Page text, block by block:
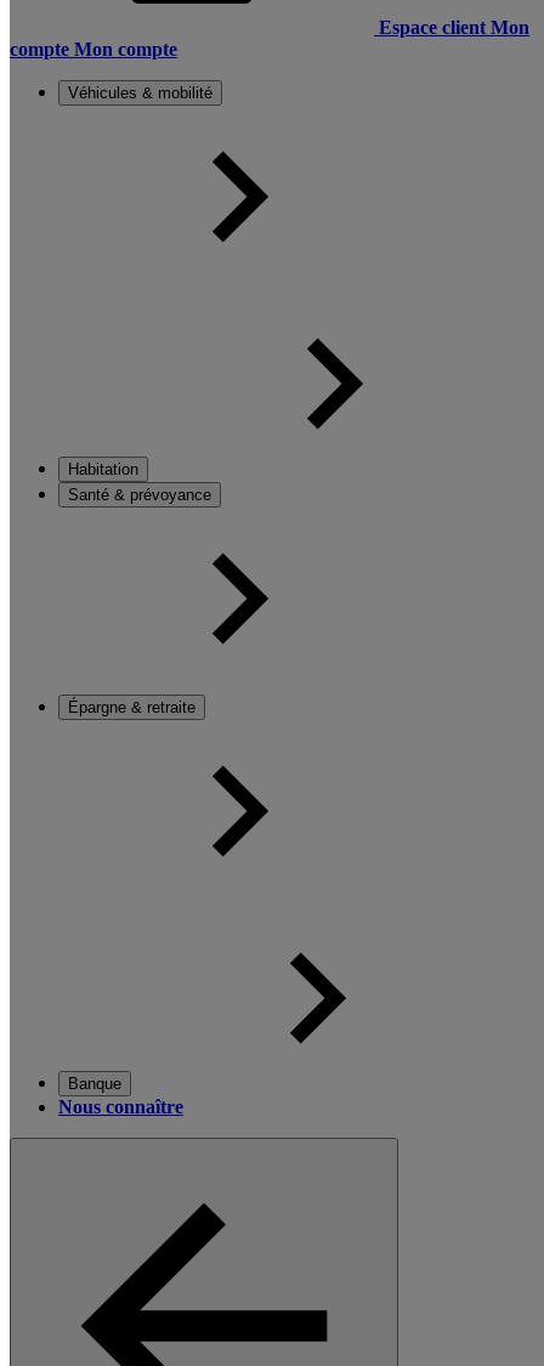
Espace client Mon
compte Mon compte
Véhicules & mobilité
Habitation
Santé & prévoyance
Épargne & retraite
Banque
Nous connaître